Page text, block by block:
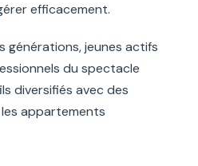
efficacement.
générations, jeunes actifs
du spectacle
diversifiés avec des
appartements